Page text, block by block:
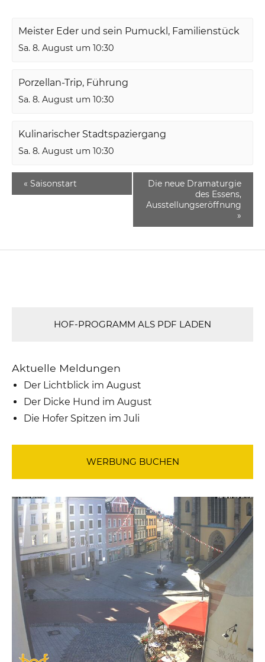
Meister Eder und sein Pumuckl, Familienstück
Sa. 8. August um 10:30
Porzellan-Trip, Führung
Sa. 8. August um 10:30
Kulinarischer Stadtspaziergang
Sa. 8. August um 10:30
« Saisonstart
Die neue Dramaturgie
des Essens,
Ausstellungseröffnung
»
HOF-PROGRAMM ALS PDF LADEN
Aktuelle Meldungen
Der Lichtblick im August
Der Dicke Hund im August
Die Hofer Spitzen im Juli
WERBUNG BUCHEN